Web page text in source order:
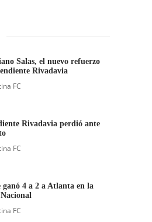
Salas, el nuevo refuerzo
Rivadavia
FC
Rivadavia perdió ante
FC
4 a 2 a Atlanta en la
FC